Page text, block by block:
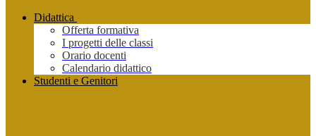
Didattica
Offerta formativa
I progetti delle classi
Orario docenti
Calendario didattico
Studenti e Genitori